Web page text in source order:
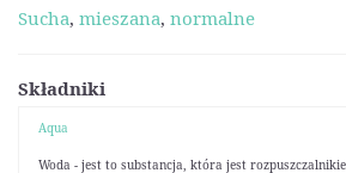
Sucha, mieszana, normalne
Składniki
Aqua
Woda - jest to substancja, która jest